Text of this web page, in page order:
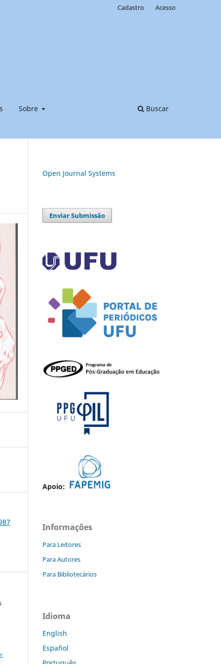
Sobre Buscar
Cadastro Acesso
Open Journal Systems
Enviar Submissão
Apoio:
Informações
Para Leitores
Para Autores
Para Bibliotecários
Idioma
English
Español